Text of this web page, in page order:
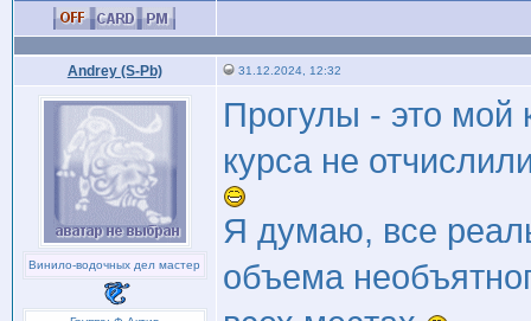
Andrey (S-Pb) 31.12.2024, 12:32
Винило-водочных дел мастер
Прогулы - это мой
курса не
Я думаю, все
объема